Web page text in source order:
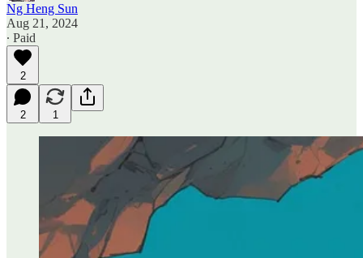
Ng Heng Sun
Aug 21, 2024
∙ Paid
2
2 1